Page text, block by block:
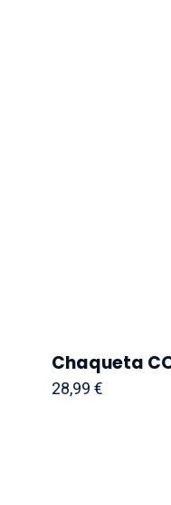
Chaqueta
28,99 €